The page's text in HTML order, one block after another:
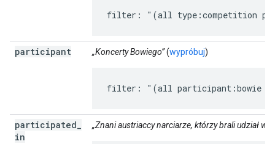
filter: "(all type:competition
participant „Koncerty Bowiego”(wypróbuj)
filter: "(all participant:bowie
participated
in
„Znani austriaccy narciarze, którzy brali udział w